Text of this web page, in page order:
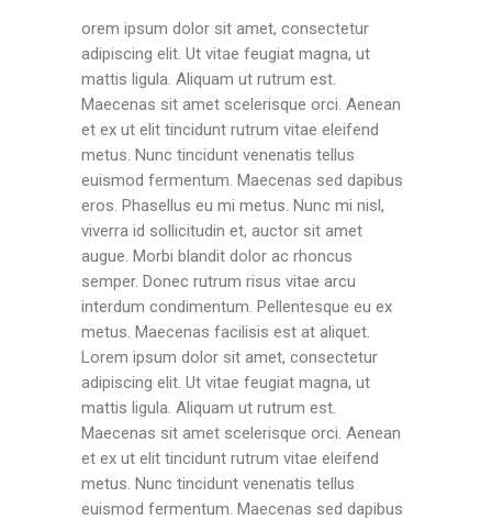
orem ipsum dolor sit amet, consectetur
adipiscing elit. Ut vitae feugiat magna, ut
mattis ligula. Aliquam ut rutrum est.
Maecenas sit amet scelerisque orci. Aenean
et ex ut elit tincidunt rutrum vitae eleifend
metus. Nunc tincidunt venenatis tellus
euismod fermentum. Maecenas sed dapibus
eros. Phasellus eu mi metus. Nunc mi nisl,
viverra id sollicitudin et, auctor sit amet
augue. Morbi blandit dolor ac rhoncus
semper. Donec rutrum risus vitae arcu
interdum condimentum. Pellentesque eu ex
metus. Maecenas facilisis est at aliquet.
Lorem ipsum dolor sit amet, consectetur
adipiscing elit. Ut vitae feugiat magna, ut
mattis ligula. Aliquam ut rutrum est.
Maecenas sit amet scelerisque orci. Aenean
et ex ut elit tincidunt rutrum vitae eleifend
metus. Nunc tincidunt venenatis tellus
euismod fermentum. Maecenas sed dapibus